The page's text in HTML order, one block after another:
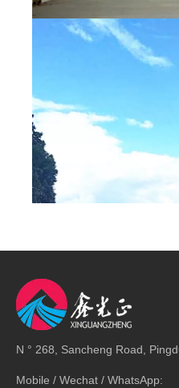
N ° 268, Sancheng Road,
Mobile / Wechat / WhatsApp: